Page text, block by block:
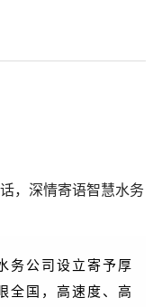
，深情寄语智慧水务
务公司设立寄予厚
全国，高速度、高